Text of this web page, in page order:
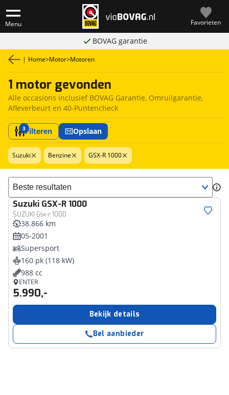
Menu Favorieten
BOVAG garantie
| Home>Motor>Motoren
1 motor gevonden
Alle occasions inclusief BOVAG Garantie, Omruilgarantie,
Afleverbeurt en 40-Puntencheck
3Filteren Opslaan
Suzuki Benzine GSX-R 1000
Sorteer resultaten
Suzuki GSX-R 1000
SUZUKI Gsx-r 1000
38.866 km
05-2001
Supersport
160 pk (118 kW)
988 cc
ENTER
5.990,-
Bekijk details
Bel aanbieder